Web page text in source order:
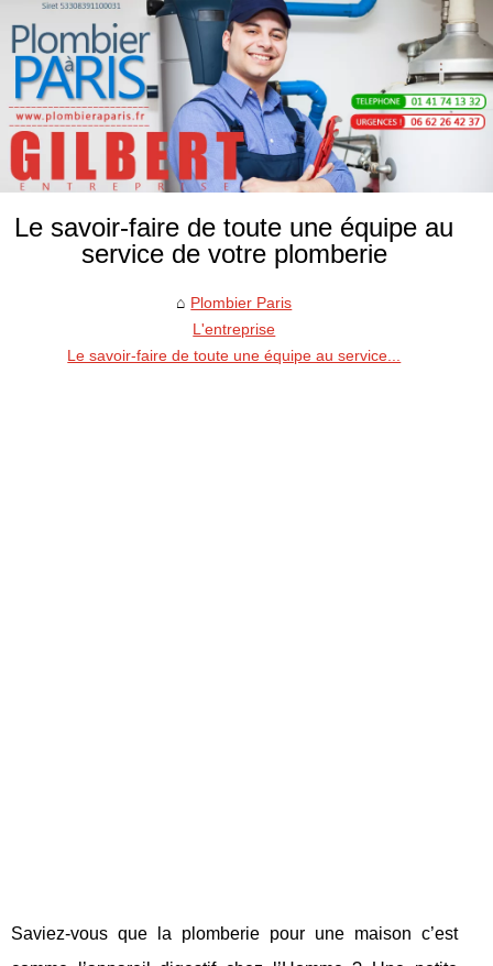
Le savoir-faire de toute une équipe au
service de votre plomberie
Plombier Paris
L'entreprise
Le savoir-faire de toute une équipe au service...
Saviez-vous que la plomberie pour une maison c’est